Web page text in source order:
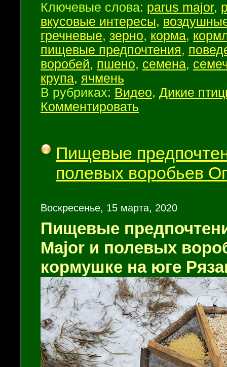
Ключевые слова: parus major,
вкусовые интересы,
гречневые, зерно, корма,
пищевые предпочтения,
воробей, пшено, семена,
крупа, ячмень
В рубриках: Видео, Дикие
Комментировать
Пищевые
полевых воробьев
Воскресенье, 15 марта, 2020
Пищевые
Major и полевых
кормушке на юге